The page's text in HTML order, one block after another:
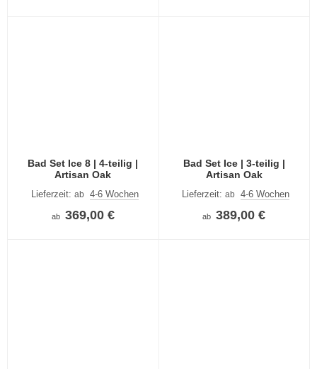
Bad Set Ice 8 | 4-teilig |
Artisan Oak
Lieferzeit: ab 4-6 Wochen
ab 369,00 €
Bad Set Ice | 3-teilig |
Artisan Oak
Lieferzeit:ab 4-6 Wochen
ab 389,00 €